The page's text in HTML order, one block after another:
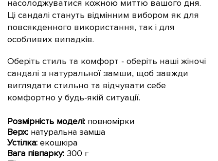
насолоджуватися кожною миттю вашого дня.
Ці сандалі стануть відмінним вибором як для
повсякденного використання, так і для
особливих випадків.
Оберіть стиль та комфорт - оберіть наші жіночі
сандалі з натуральної замши, щоб завжди
виглядати стильно та відчувати себе
комфортно у будь-якій ситуації.
Розмірність моделі: повномірки
Верх: натуральна замша
Устілка: екошкіра
Вага півпарку: 300 г